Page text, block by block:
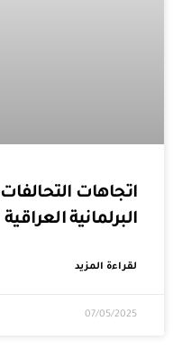
اتجاهات
البرلمانية العراقية
لقراءة المزيد
07/05/2025